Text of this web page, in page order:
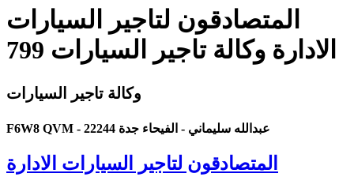
المتصادقون لتاجير السيارات
الادارة وكالة تاجير السيارات 799
وكالة تاجير السيارات
F6W8 QVM - عبدالله سليماني - الفيحاء جدة 22244
المتصادقون لتاجير السيارات الادارة